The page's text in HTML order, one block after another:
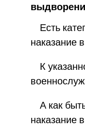
Есть
наказание
К
А как
наказание